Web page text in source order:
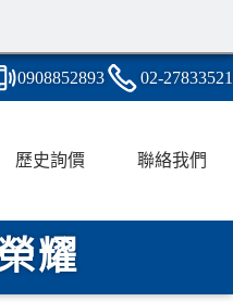
0908852893 02-27833521
歷史詢價 聯絡我們
耀